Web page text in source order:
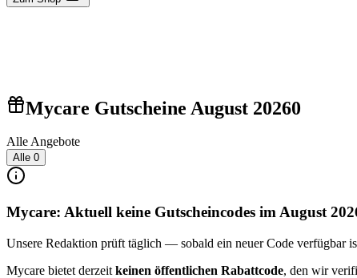
Mycare Gutscheine August 20260
Alle Angebote
Alle 0
Mycare: Aktuell keine Gutscheincodes im August
Unsere Redaktion prüft täglich — sobald ein neuer Code verfügbar
Mycare bietet derzeit keinen öffentlichen Rabattcode, den wir